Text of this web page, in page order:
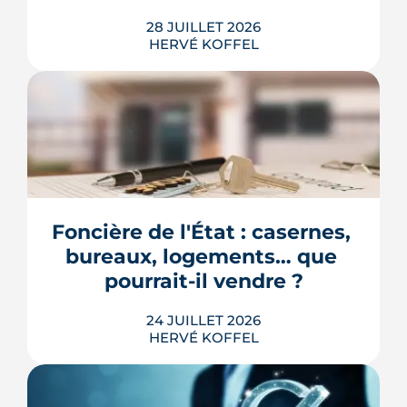
28 JUILLET 2026
HERVÉ KOFFEL
Longtemps clos derrière les murs de
l'hôpital Guillaume-Régnier, le Bois-
Perrin s'ouvre enfin sur la ville. La
redessinera tout un pan du quartier
Jeanne-d'Arc jusqu'en 2030.
LIRE L'ARTICLE
Foncière de l'État : casernes,
bureaux, logements… que
pourrait-il vendre ?
24 JUILLET 2026
HERVÉ KOFFEL